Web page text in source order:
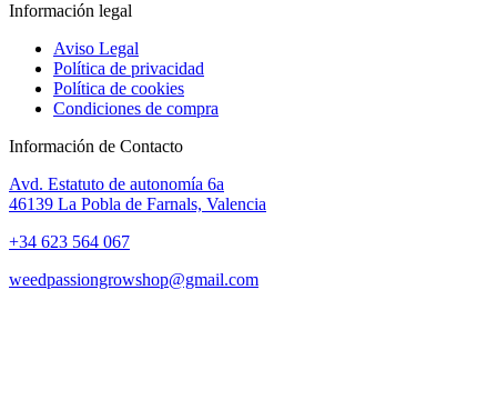
Información legal
Aviso Legal
Política de privacidad
Política de cookies
Condiciones de compra
Información de Contacto
Avd. Estatuto de autonomía 6a
46139 La Pobla de Farnals, Valencia
+34 623 564 067
weedpassiongrowshop@gmail.com